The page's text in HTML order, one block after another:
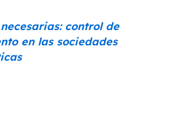
control de
en las sociedades